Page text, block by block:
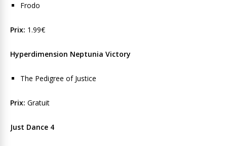
Frodo
Prix: 1.99€
Hyperdimension Neptunia Victory
The Pedigree of Justice
Prix: Gratuit
Just Dance 4